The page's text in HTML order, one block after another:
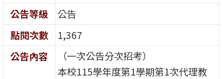
公告等級
公告
點閱次數
1,367
公告內容
（一次公告分次招考）
本校115學年度第1學期第1次代理教